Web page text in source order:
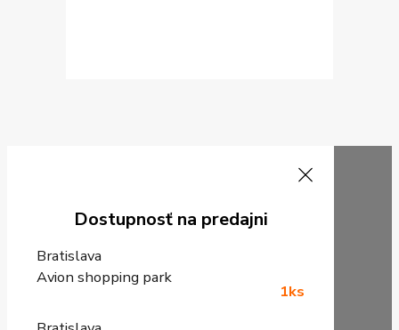
Dostupnosť na predajni
Bratislava
Avion shopping park
1ks